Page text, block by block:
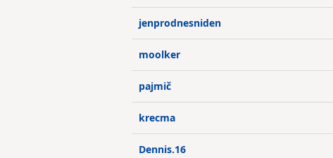
jenprodnesniden
moolker
pajmič
krecma
Dennis.16